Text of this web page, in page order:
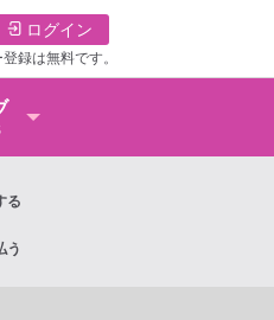
ログイン
録は無料です。
る
う